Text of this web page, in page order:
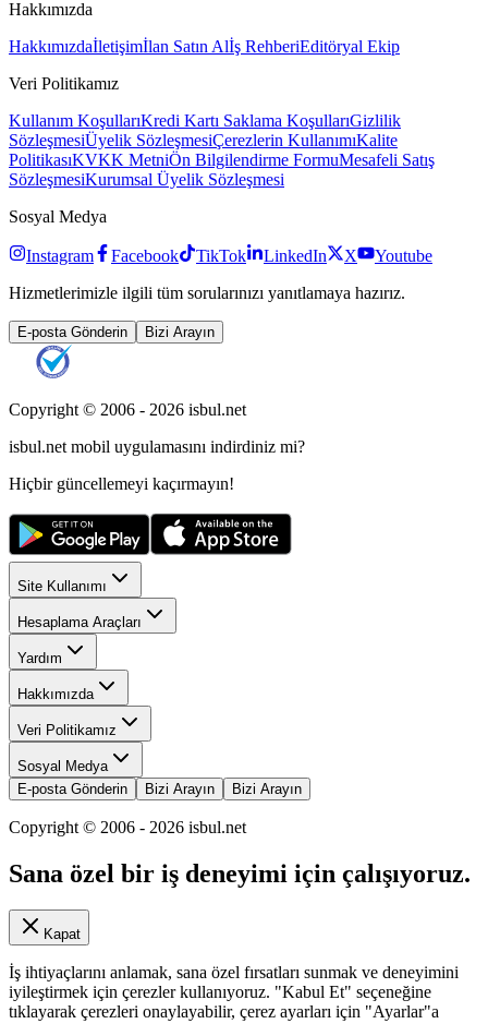
Hakkımızda
Hakkımızdaİletişimİlan Satın Alİş RehberiEditöryal Ekip
Veri Politikamız
Kullanım KoşullarıKredi Kartı Saklama KoşullarıGizlilik
SözleşmesiÜyelik SözleşmesiÇerezlerin KullanımıKalite
PolitikasıKVKK MetniÖn Bilgilendirme FormuMesafeli Satış
SözleşmesiKurumsal Üyelik Sözleşmesi
Sosyal Medya
Instagram Facebook TikTok LinkedIn X
Youtube
Hizmetlerimizle ilgili tüm sorularınızı yanıtlamaya hazırız.
E-posta Gönderin Bizi Arayın
Copyright © 2006 - 2026 isbul.net
isbul.net mobil uygulamasını indirdiniz mi?
Hiçbir güncellemeyi kaçırmayın!
Site Kullanımı
Hesaplama Araçları
Yardım
Hakkımızda
Veri Politikamız
Sosyal Medya
E-posta Gönderin
Bizi Arayın Bizi Arayın
Copyright © 2006 - 2026 isbul.net
Sana özel bir iş deneyimi için çalışıyoruz.
Kapat
İş ihtiyaçlarını anlamak, sana özel fırsatları sunmak ve deneyimini
iyileştirmek için çerezler kullanıyoruz. "Kabul Et" seçeneğine
tıklayarak çerezleri onaylayabilir, çerez ayarları için "Ayarlar"a